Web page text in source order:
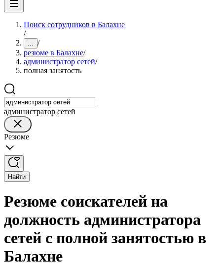
Поиск сотрудников в Балахне
/
... /
резюме в Балахне/
администратор сетей/
полная занятость
администратор сетей
Резюме
Найти
Резюме соискателей на
должность администратора
сетей с полной занятостью в
Балахне